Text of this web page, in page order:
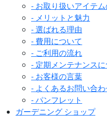
- お取り扱いアイテ
- メリットと魅力
- 選ばれる理由
- 費用について
- ご利用の流れ
- 定期メンテナンス
- お客様の言葉
- よくあるお問い合
- パンフレット
ガーデニング ショップ